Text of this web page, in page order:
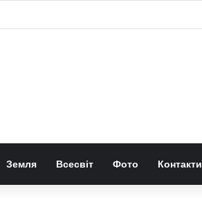
Марса
Земля Всесвіт Фото Контакти